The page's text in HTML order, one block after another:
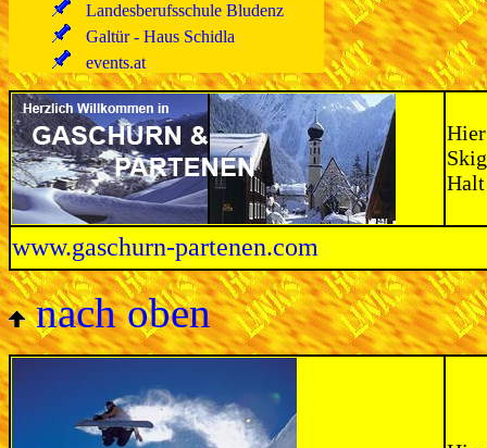
Landesberufsschule Bludenz
Galtür - Haus Schidla
events.at
Halt
www.gaschurn-partenen.com
nach oben